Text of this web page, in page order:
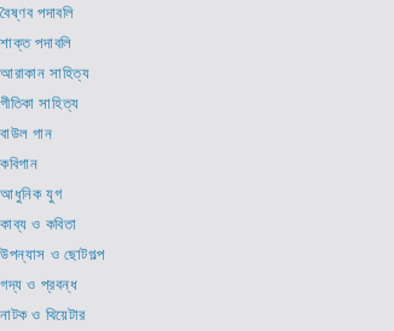
বৈষ্ণব পদাবলি
শাক্ত পদাবলি
আরাকান সাহিত্য
গীতিকা সাহিত্য
বাউল গান
কবিগান
আধুনিক যুগ
কাব্য ও কবিতা
উপন্যাস ও ছোটগল্প
গদ্য ও প্রবন্ধ
নাটক ও থিয়েটার